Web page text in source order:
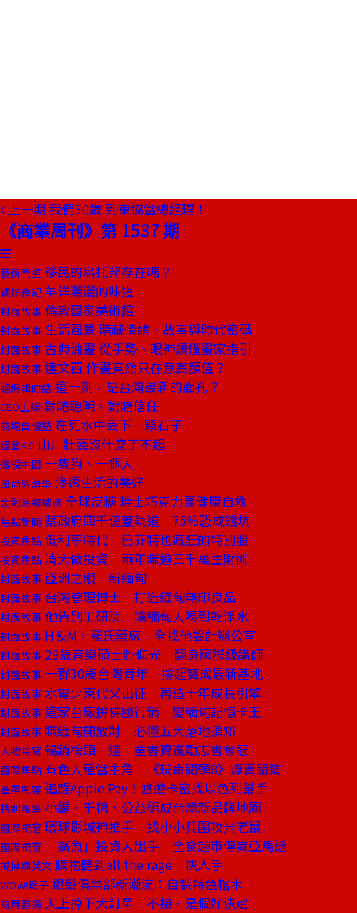
上一期 我們30歲 到東協當總經理！
《商業周刊》第 1537 期
藝術門道 移民的烏托邦存在嗎？
饕姊食記 羊洋灑灑的味道
封面故事 倫敦國家美術館
封面故事 生活風景 暗藏情緒、故事與時代密碼
封面故事 古典油畫 從手勢、眼神讀懂畫家指引
封面故事 達文西 作畫竟然只在意高顏值？
總編輯的話 這一刻，是台灣最新的面孔？
CEO上線 對賭聰明，對賭信任
商場自慢塾 在死水中丟下一顆石子
經營4.0 山川壯麗沒什麼了不起
透視中國 一隻狗、一個人
風尚經濟學 滲透生活的美好
金融時報精選 全球反糖 瑞士巧克力賣健康自救
焦點新聞 蔡政府四千億蓋軌道 75％恐成錢坑
投資焦點 低利率時代 巴菲特也瘋狂的特別股
投資焦點 清大做投資 兩年賺逾三千萬生財術
封面故事 亞洲之眼 新緬甸
封面故事 台灣管理博士 打造緬甸無印良品
封面故事 他告別工研院 讓緬甸人喝到乾淨水
封面故事 H＆M、羅氏藥廠 全找他設計辦公室
封面故事 29歲音樂碩士赴仰光 翻身國際級講師
封面故事 一群30歲台灣青年 撐起寶成最新基地
封面故事 水電少東代父出征 再造十年成長引擎
封面故事 這家台廠拚佛國行銷 變緬甸記憶卡王
封面故事 賺緬甸開放財 必懂五大落地須知
人物特寫 暢銷榜頭一遭 童書賣贏勵志書奪冠
國際焦點 有色人種當主角 《玩命關頭8》爆賣關鍵
產業風雲 追趕Apple Pay！悠遊卡密找以色列幫手
特別報導 小編、千禧、公益組成台灣新品牌地圖
國際視窗 環球影城神推手 找小小兵圍攻米老鼠
國際視窗 「鯊魚」投資人出手 全食超市傳賣亞馬遜
戒掉爛英文 購物聽到all the rage 快入手
WOW!點子 銀髮俱樂部新潮流：自製特色棺木
商周書摘 天上掉下大訂單 不接，是個好決定